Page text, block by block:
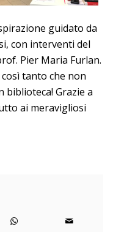
guidato da
con interventi del
Pier Maria Furlan.
tanto che non
biblioteca! Grazie a
ai meravigliosi